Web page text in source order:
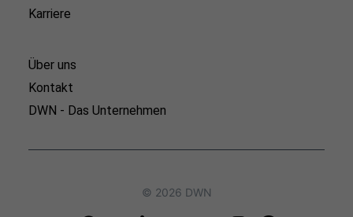
Karriere
Über uns
Kontakt
DWN - Das Unternehmen
© 2026 DWN